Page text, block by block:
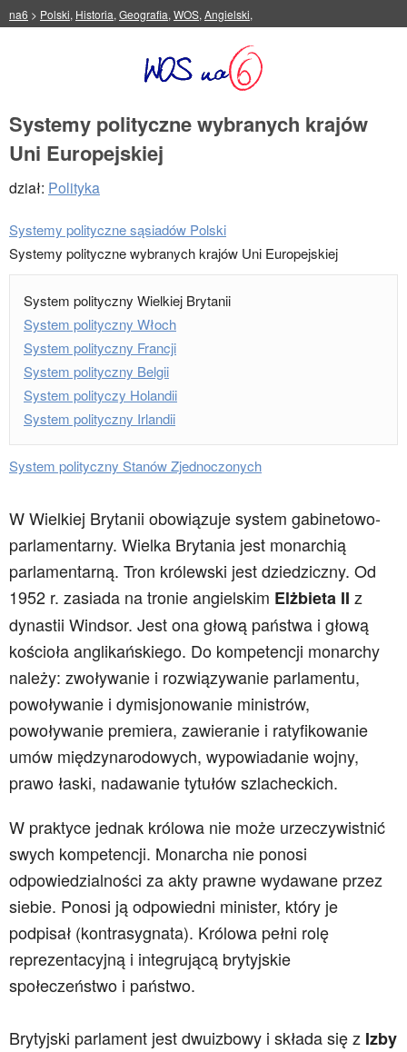
na6 > Polski, Historia, Geografia, WOS, Angielski,
Systemy polityczne wybranych krajów
Uni Europejskiej
dział: Polityka
Systemy polityczne sąsiadów Polski
Systemy polityczne wybranych krajów Uni Europejskiej
System polityczny Wielkiej Brytanii
System polityczny Włoch
System polityczny Francji
System polityczny Belgii
System polityczy Holandii
System polityczny Irlandii
System polityczny Stanów Zjednoczonych
W Wielkiej Brytanii obowiązuje system gabinetowo-
parlamentarny. Wielka Brytania jest monarchią
parlamentarną. Tron królewski jest dziedziczny. Od
1952 r. zasiada na tronie angielskim Elżbieta II z
dynastii Windsor. Jest ona głową państwa i głową
kościoła anglikańskiego. Do kompetencji monarchy
należy: zwoływanie i rozwiązywanie parlamentu,
powoływanie i dymisjonowanie ministrów,
powoływanie premiera, zawieranie i ratyfikowanie
umów międzynarodowych, wypowiadanie wojny,
prawo łaski, nadawanie tytułów szlacheckich.
W praktyce jednak królowa nie może urzeczywistnić
swych kompetencji. Monarcha nie ponosi
odpowiedzialności za akty prawne wydawane przez
siebie. Ponosi ją odpowiedni minister, który je
podpisał (kontrasygnata). Królowa pełni rolę
reprezentacyjną i integrującą brytyjskie
społeczeństwo i państwo.
Brytyjski parlament jest dwuizbowy i składa się z Izby